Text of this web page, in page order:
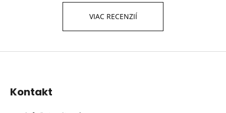
VIAC RECENZIÍ
Z
Kontakt